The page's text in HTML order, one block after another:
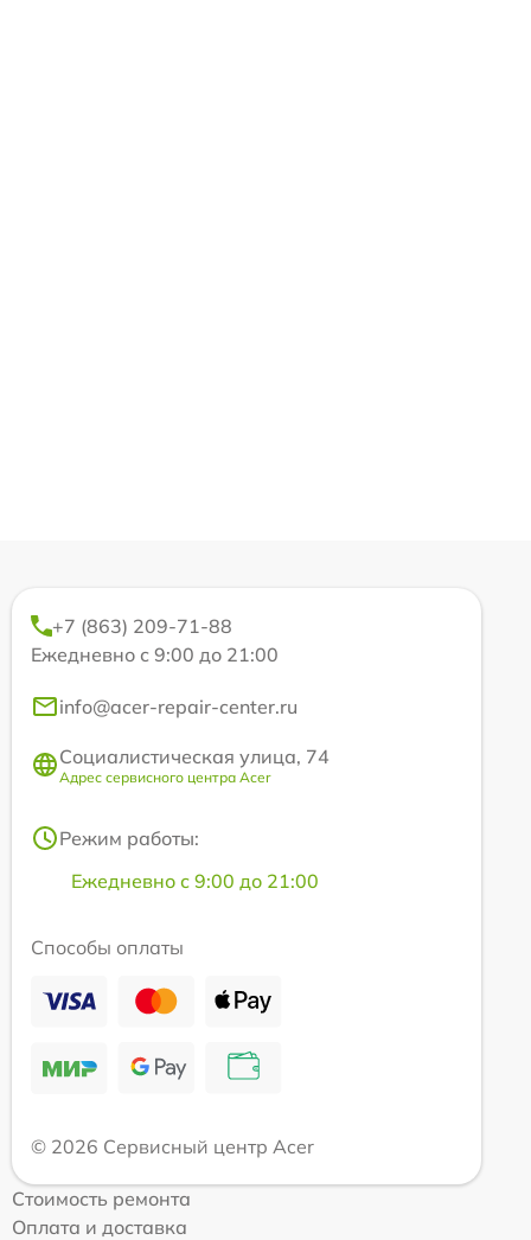
+7 (863) 209-71-88
Ежедневно с 9:00 до 21:00
info@acer-repair-center.ru
Социалистическая улица, 74
Адрес сервисного центра Acer
Режим работы:
Ежедневно с 9:00 до 21:00
Способы оплаты
© 2026 Сервисный центр Acer
Стоимость ремонта
Оплата и доставка